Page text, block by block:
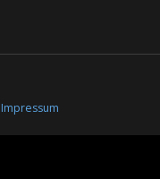
Impressum